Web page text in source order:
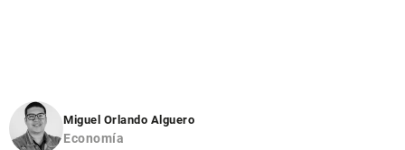
Miguel Orlando Alguero
Economía